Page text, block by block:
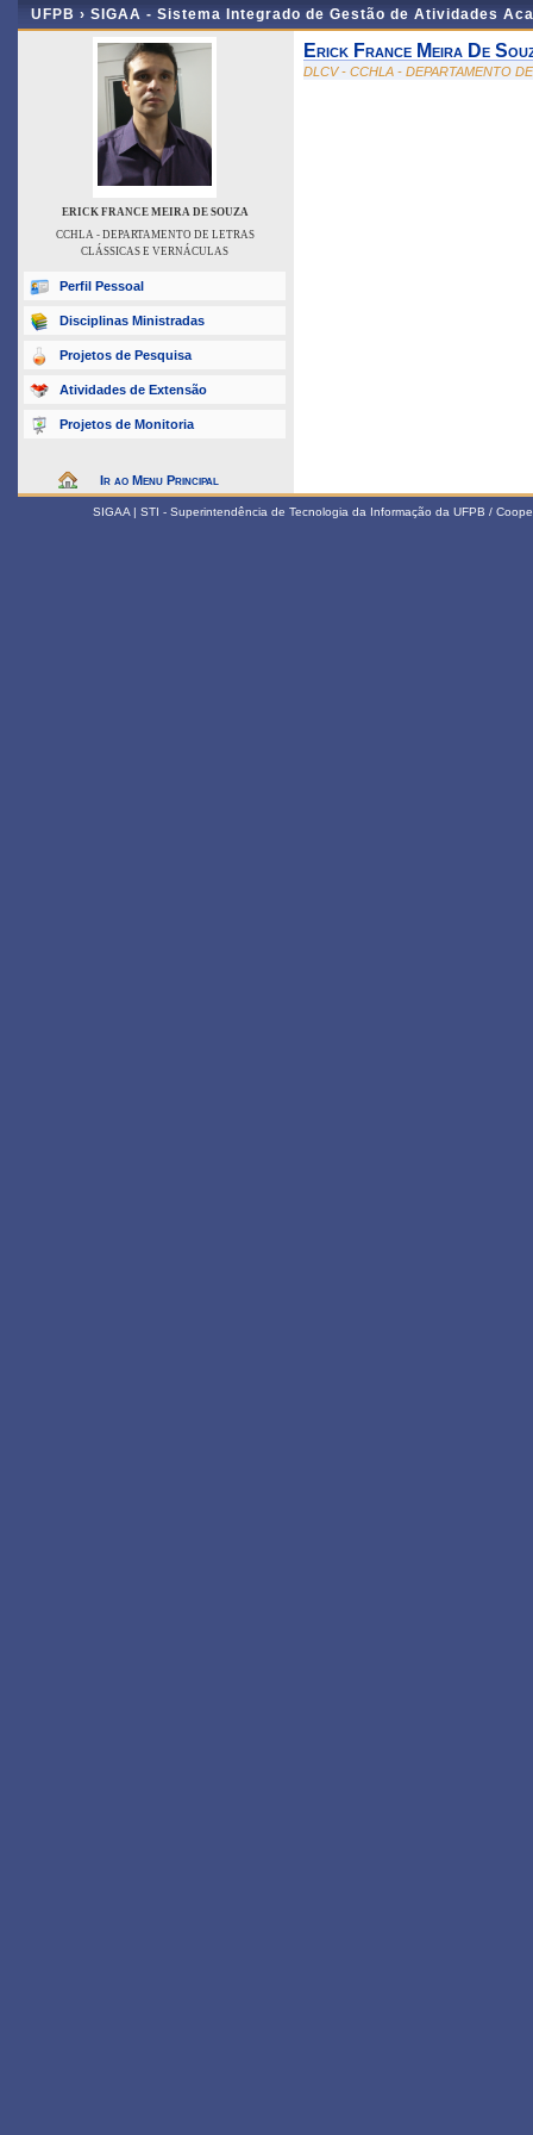
UFPB › SIGAA - Sistema Integrado de Gestão de Atividades
ERICK FRANCE MEIRA DE SOUZA
CCHLA - DEPARTAMENTO DE LETRAS
CLÁSSICAS E VERNÁCULAS
Perfil Pessoal
Disciplinas Ministradas
Projetos de Pesquisa
Atividades de Extensão
Projetos de Monitoria
Ir ao Menu Principal
Erick France Meira De
DLCV - CCHLA - DEPARTAMENTO
SIGAA | STI - Superintendência de Tecnologia da Informação da UFPB /